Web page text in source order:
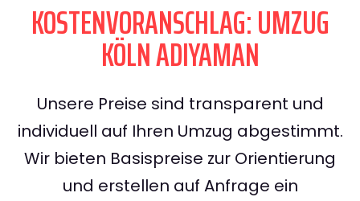
KOSTENVORANSCHLAG: UMZUG
KÖLN ADIYAMAN
Unsere Preise sind transparent und
individuell auf Ihren Umzug abgestimmt.
Wir bieten Basispreise zur Orientierung
und erstellen auf Anfrage ein